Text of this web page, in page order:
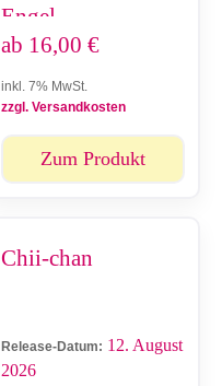
Engel
ab 16,00 €
inkl. 7% MwSt.
zzgl. Versandkosten
Zum Produkt
Chii-chan
Release-Datum: 12. August
2026